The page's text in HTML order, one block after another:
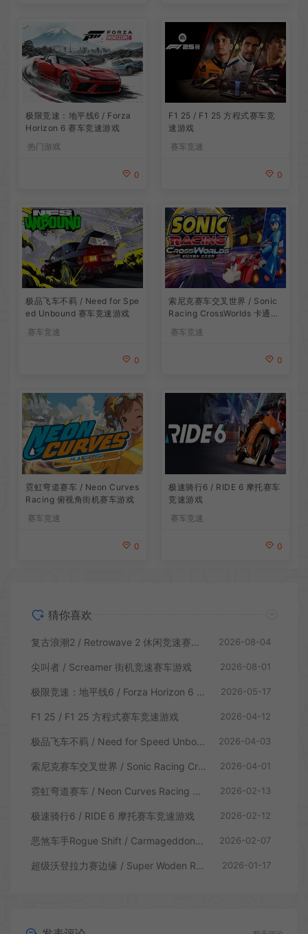
极限竞速：地平线6 / Forza
Horizon 6 赛车竞速游戏
热门游戏
0
F1 25 / F1 25 方程式赛车竞
速游戏
赛车竞速
0
极品飞车不羁 / Need for Spe
ed Unbound 赛车竞速游戏
赛车竞速
0
索尼克赛车交叉世界 / Sonic
Racing CrossWorlds 卡通竞
赛车竞速
0
霓虹弯道赛车 / Neon Curves
Racing 俯视角街机赛车游戏
赛车竞速
0
极速骑行6 / RIDE 6 摩托赛车
竞速游戏
赛车竞速
0
猜你喜欢
复古浪潮2 / Retrowave 2 休闲竞速赛车游戏 2026-08-04
尖叫者 / Screamer 街机竞速赛车游戏 2026-08-01
极限竞速：地平线6 / Forza Horizon 6 赛车竞速游戏 2026-05-17
F1 25 / F1 25 方程式赛车竞速游戏 2026-04-12
极品飞车不羁 / Need for Speed Unbound 赛车竞速游戏 2026-04-03
索尼克赛车交叉世界 / Sonic Racing CrossWorlds 卡通竞速游戏 2026-04-01
霓虹弯道赛车 / Neon Curves Racing 俯视角街机赛车游戏 2026-02-13
极速骑行6 / RIDE 6 摩托赛车竞速游戏 2026-02-12
恶煞车手Rogue Shift / Carmageddon Rogue Shift 末日飞车竞速游戏 2026-02-07
超级沃登拉力赛边缘 / Super Woden Rally Edge 赛车竞速游戏 2026-01-17